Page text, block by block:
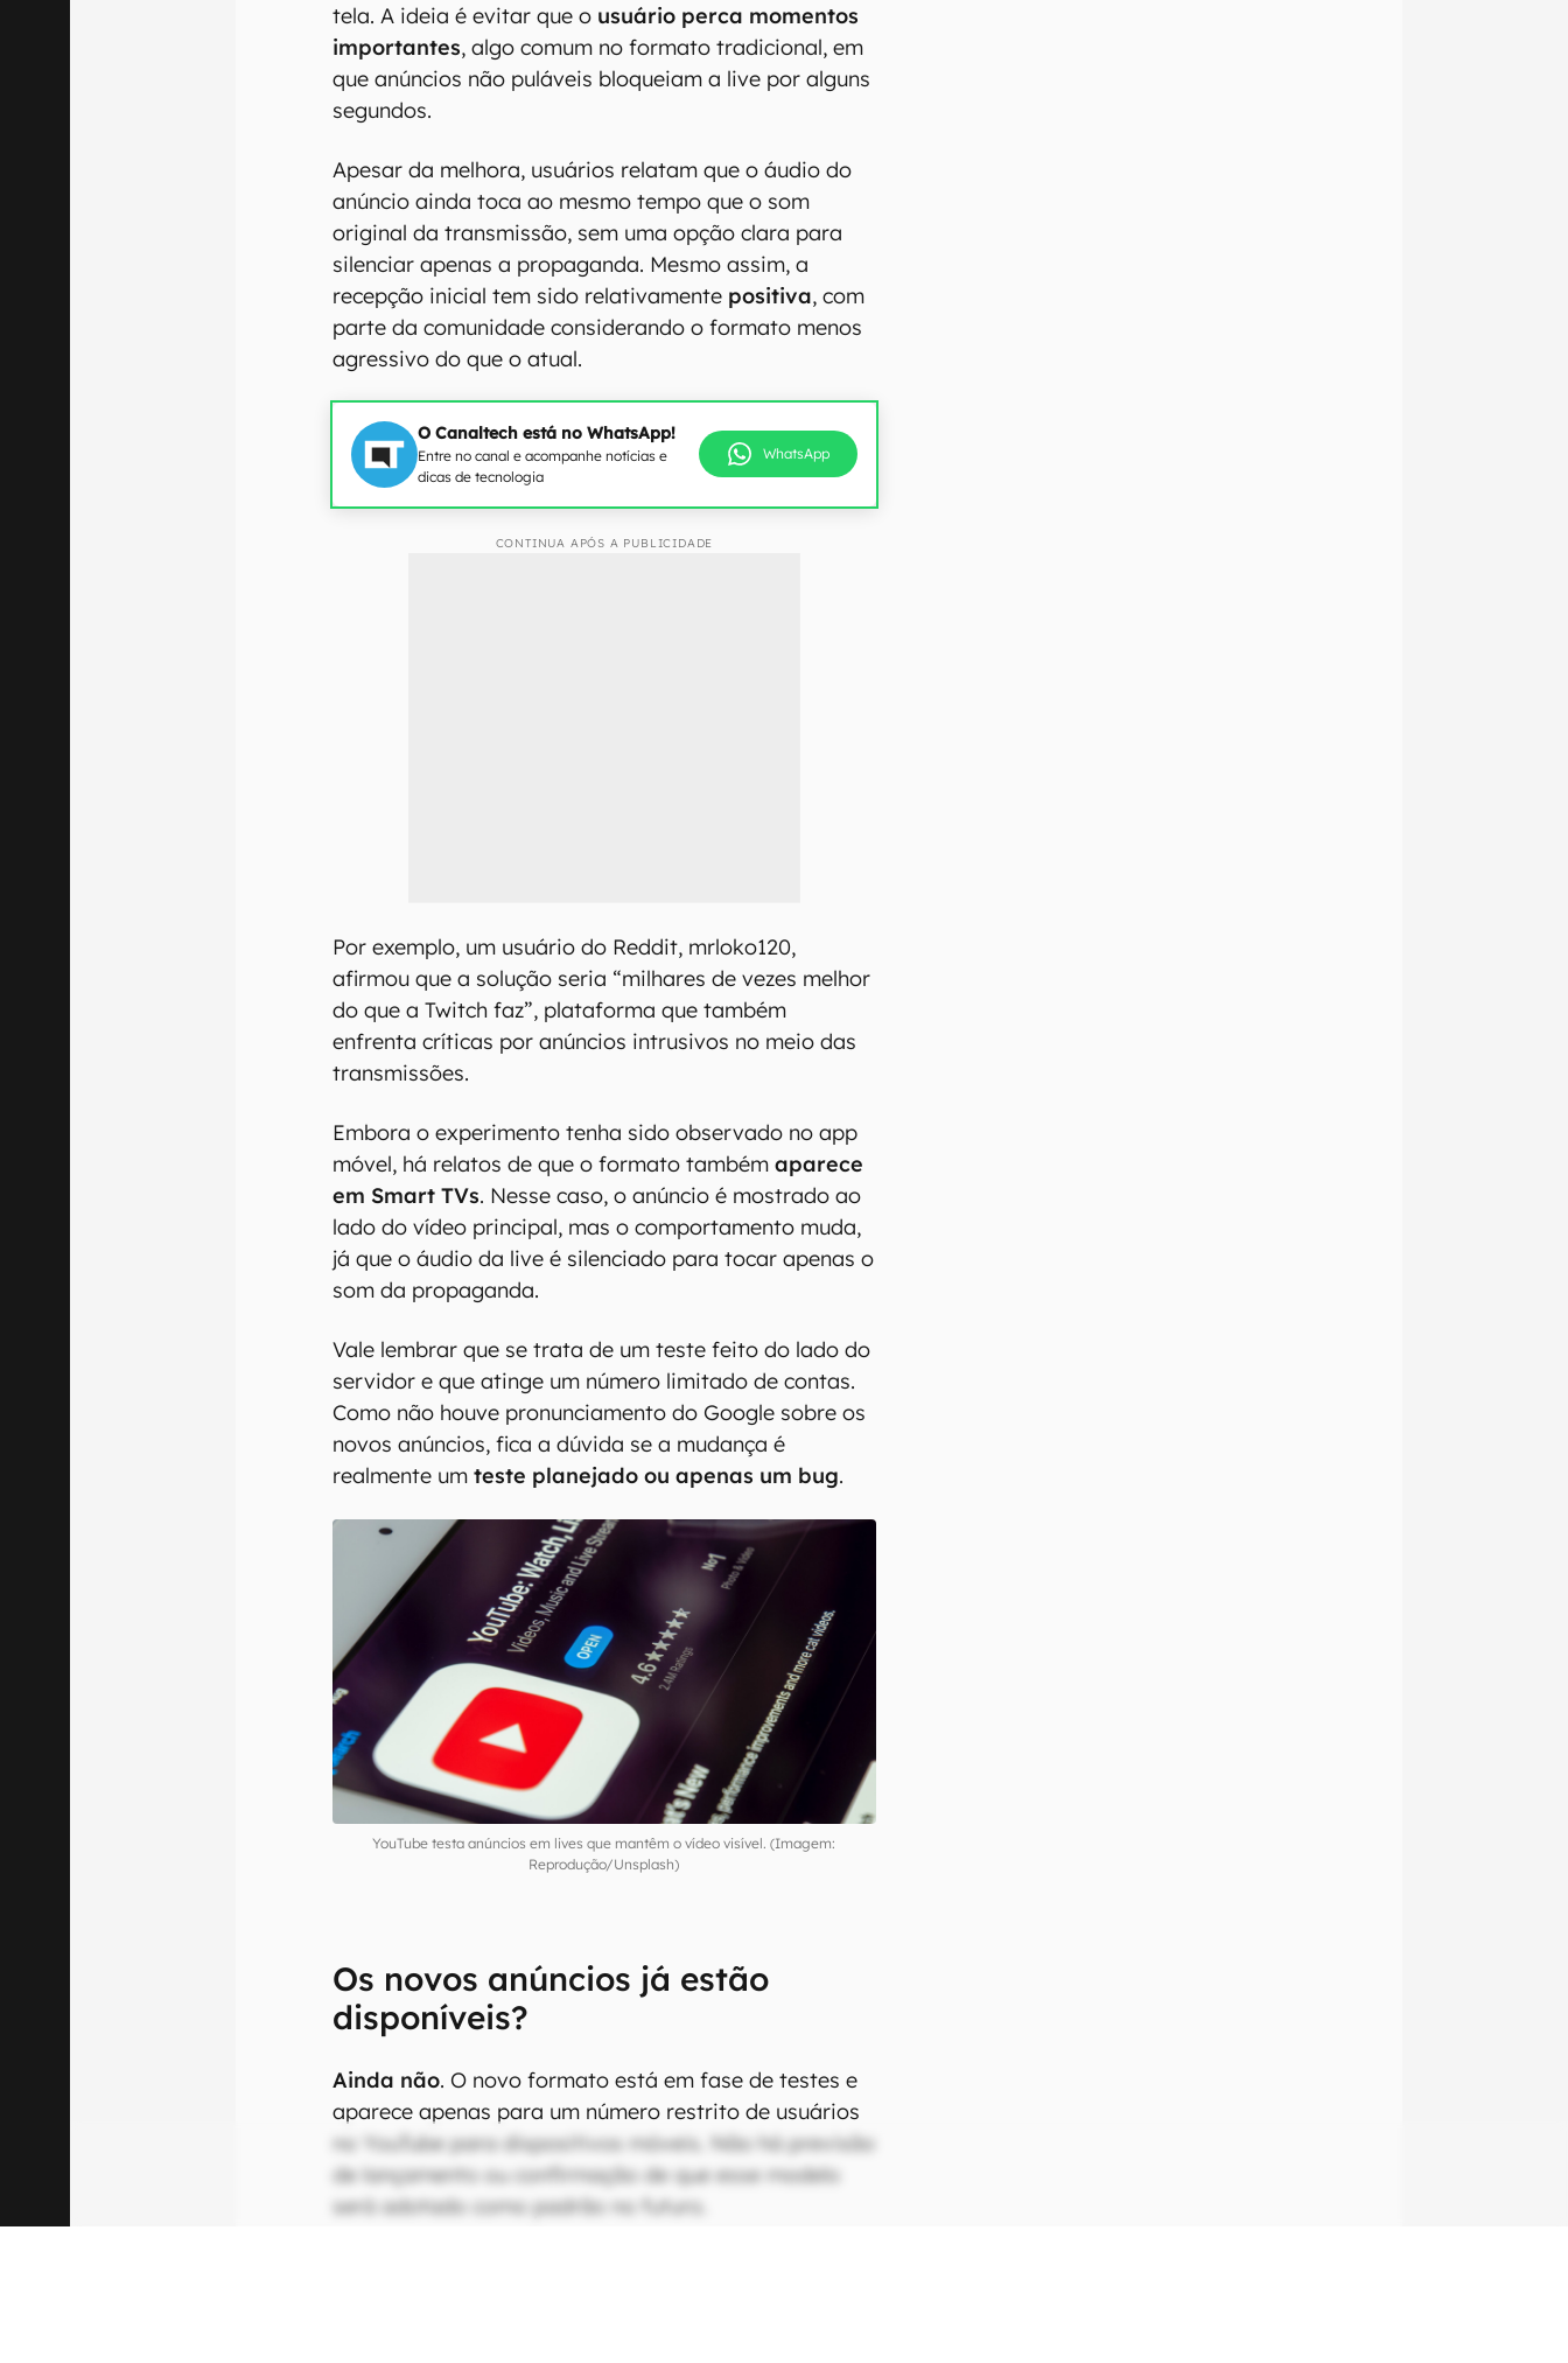
tela. A ideia é evitar que o usuário perca momentos
importantes, algo comum no formato tradicional, em
que anúncios não puláveis bloqueiam a live por alguns
segundos.
Apesar da melhora, usuários relatam que o áudio do
anúncio ainda toca ao mesmo tempo que o som
original da transmissão, sem uma opção clara para
silenciar apenas a propaganda. Mesmo assim, a
recepção inicial tem sido relativamente positiva, com
parte da comunidade considerando o formato menos
agressivo do que o atual.
O Canaltech está no WhatsApp!
Entre no canal e acompanhe notícias e
dicas de tecnologia
WhatsApp
CONTINUA APÓS A PUBLICIDADE
Por exemplo, um usuário do Reddit, mrloko120,
afirmou que a solução seria “milhares de vezes melhor
do que a Twitch faz”, plataforma que também
enfrenta críticas por anúncios intrusivos no meio das
transmissões.
Embora o experimento tenha sido observado no app
móvel, há relatos de que o formato tambémaparece
em Smart TVs. Nesse caso, o anúncio é mostrado ao
lado do vídeo principal, mas o comportamento muda,
já que o áudio da live é silenciado para tocar apenas o
som da propaganda.
Vale lembrar que se trata de um teste feito do lado do
servidor e que atinge um número limitado de contas.
Como não houve pronunciamento do Google sobre os
novos anúncios, fica a dúvida se a mudança é
realmente umteste planejado ou apenas um bug.
YouTube testa anúncios em lives que mantêm o vídeo visível. (Imagem:
Reprodução/Unsplash)